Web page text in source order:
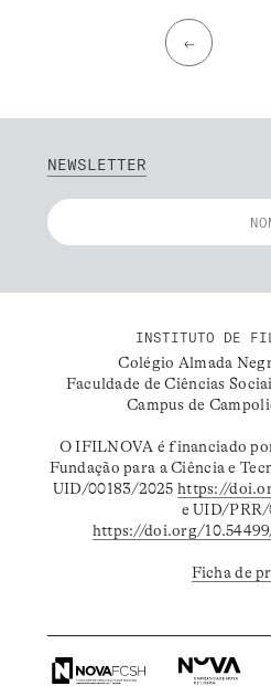
←
NEWSLETTER
INSTITUTO DE
Colégio Almada
Faculdade de Ciências
Campus de
O IFILNOVA é financiado
Fundação para a Ciência e
UID/00183/2025https://
e UID/
https://doi.org/
Ficha de